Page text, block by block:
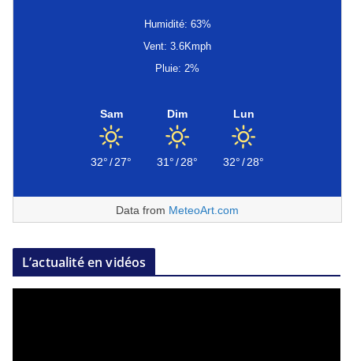
Humidité: 63%
Vent: 3.6Kmph
Pluie: 2%
Sam
32°/27°
Dim
31°/28°
Lun
32°/28°
Data from MeteoArt.com
L’actualité en vidéos